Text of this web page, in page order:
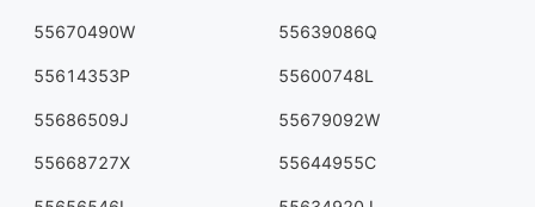
55670490W 55639086Q
55614353P 55600748L
55686509J 55679092W
55668727X 55644955C